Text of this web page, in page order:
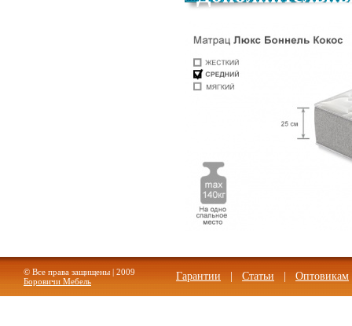
© Все права защищены | 2009
Боровичи Мебель
Гарантии Статьи Оптовикам